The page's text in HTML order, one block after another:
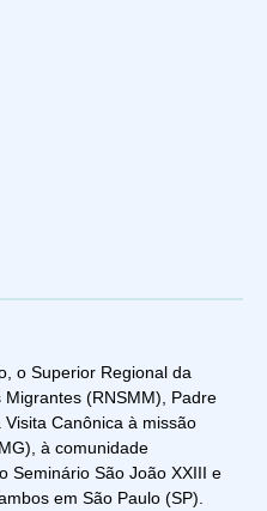
o Superior Regional da
(RNSMM), Padre
Canônica à missão
à comunidade
Seminário São João XXIII e
em São Paulo (SP).